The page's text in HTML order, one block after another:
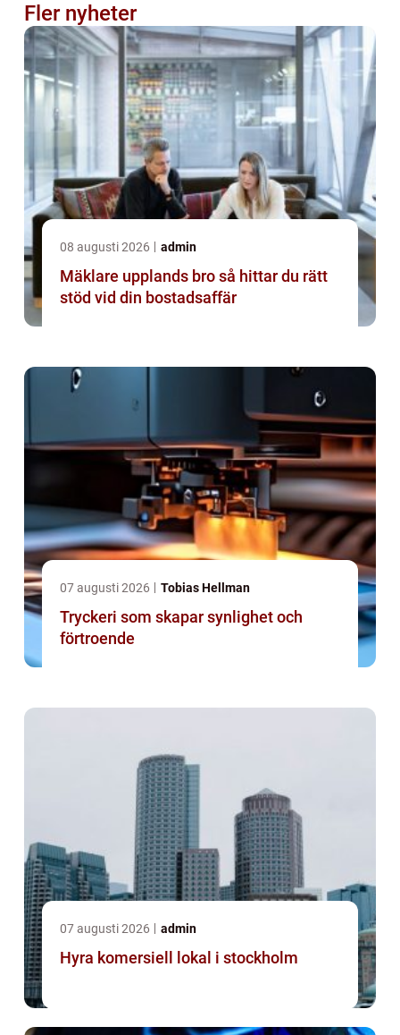
Fler nyheter
08 augusti 2026 admin
Mäklare upplands bro så hittar du rätt
stöd vid din bostadsaffär
07 augusti 2026 Tobias Hellman
Tryckeri som skapar synlighet och
förtroende
07 augusti 2026 admin
Hyra komersiell lokal i stockholm